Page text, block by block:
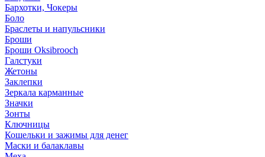
Бархотки, Чокеры
Боло
Браслеты и напульсники
Броши
Броши Oksibrooch
Галстуки
Жетоны
Заклепки
Зеркала карманные
Значки
Зонты
Ключницы
Кошельки и зажимы для денег
Маски и балаклавы